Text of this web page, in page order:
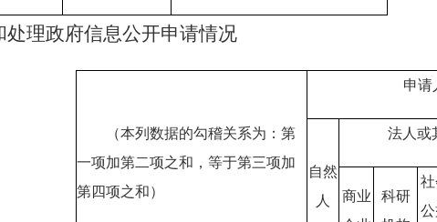
处理政府信息公开申请情况
（本列数据的勾稽关系为：第
一项加第二项之和，等于第三项加
第四项之和）
申请
自然
人
法人或
商业
科研